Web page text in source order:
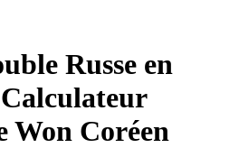
Russe en
Calculateur
Won Coréen